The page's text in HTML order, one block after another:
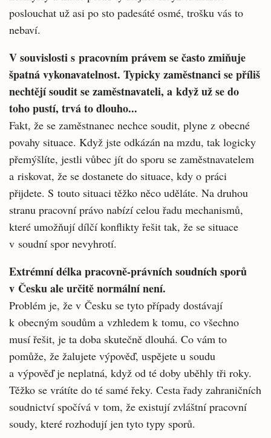
poslouchat už asi po sto padesáté osmé, trošku vás to
nebaví.
V souvislosti s pracovním právem se často zmiňuje
špatná vykonavatelnost. Ty­picky zaměstnanci se příliš
nechtějí soudit se zaměstnavateli, a když už se do
toho pustí, trvá to dlouho...
Fakt, že se zaměstnanec nechce soudit, ply­ne z obecné
povahy situace. Když jste odkázán na mzdu, tak logicky
přemýšlíte, jestli vůbec jít do sporu se zaměstnavatelem
a riskovat, že se dostanete do situace, kdy o práci
přijdete. S tou­to situaci těžko něco uděláte. Na druhou
stranu pracovní právo nabízí celou řadu mechanismů,
které umožňují dílčí konflikty řešit tak, že se situace
v soudní spor nevyhrotí.
Extrémní délka pracovně-právních soudních sporů
v Česku ale určitě normál­ní není.
Problém je, že v Česku se tyto případy dostá­vají
k obecným soudům a vzhledem k tomu, co všechno
musí řešit, je ta doba skutečně dlouhá. Co vám to
pomůže, že žalujete výpověď, uspě­jete u soudu
a výpověď je neplatná, když od té doby uběhly tři roky.
Těžko se vrátíte do té samé řeky. Cesta řady zahraničních
soudnictví spočí­vá v tom, že existují zvláštní pracovní
soudy, které rozhodují jen tyto typy sporů.